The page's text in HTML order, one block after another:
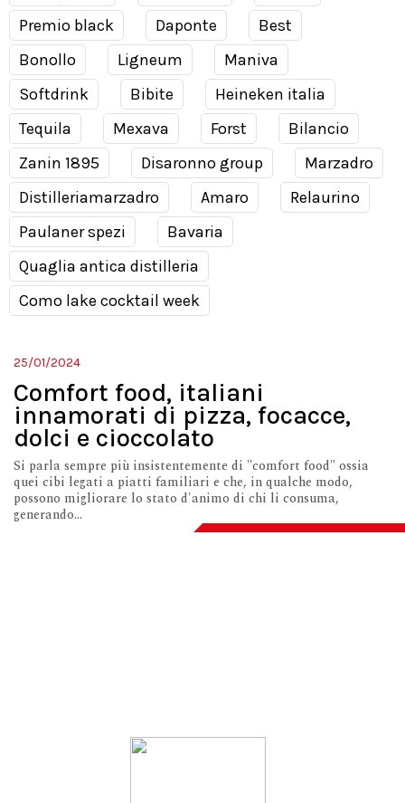
Premio black
Daponte
Best
Bonollo
Ligneum
Maniva
Softdrink
Bibite
Heineken italia
Tequila
Mexava Forst
Bilancio
Zanin 1895
Disaronno group
Marzadro
Distilleriamarzadro
Amaro
Relaurino
Paulaner spezi
Bavaria
Quaglia antica distilleria
Como lake cocktail week
25/01/2024
Comfort food, italiani
innamorati di pizza, focacce,
dolci e cioccolato
Si parla sempre più insistentemente di "comfort food" ossia
quei cibi legati a piatti familiari e che, in qualche modo,
possono migliorare lo stato d'animo di chi li consuma,
generando...